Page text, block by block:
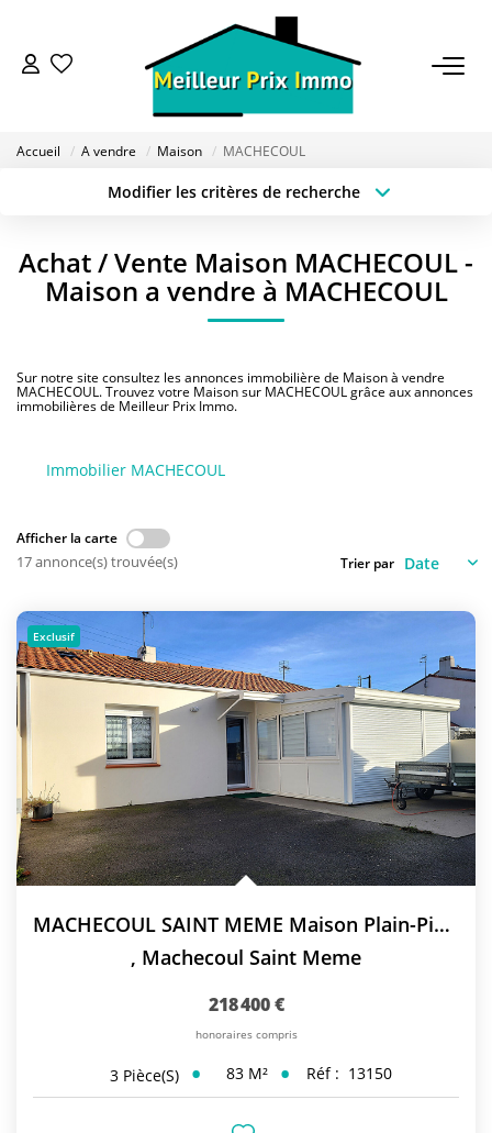
ACHETER
ESTIMER
BAILLEUR
Qui Sommes-Nous
Nous Rejoindre
CONTACT
FNAIM
Accueil A vendre Maison MACHECOUL
Modifier les critères de recherche
Sélectionnez...
Type de bien
Surface min
Créer une alerte
Achat / Vente Maison MACHECOUL -
Maison a vendre à MACHECOUL
Sur notre site consultez les annonces immobilière de Maison à vendre
MACHECOUL. Trouvez votre Maison sur MACHECOUL grâce aux annonces
immobilières de Meilleur Prix Immo.
Immobilier MACHECOUL
Afficher la carte
17 annonce(s) trouvée(s) Trier par
Exclusif
MACHECOUL SAINT MEME Maison Plain-Pied 2 Chambres
, Machecoul Saint Meme
218 400 €
honoraires compris
3 Pièce(s) 83 M² Réf : 13150